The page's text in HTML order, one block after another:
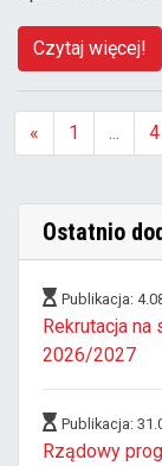
Czytaj więcej!
« 1 4
Ostatnio
Publikacja:
Rekrutacja
2026/2027
Publikacja:
Rządowy